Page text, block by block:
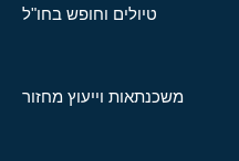
טיולים וחופש בחו"ל
משכנתאות וייעוץ מחזור